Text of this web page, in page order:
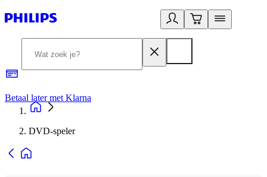
Betaal later met Klarna
DVD-speler